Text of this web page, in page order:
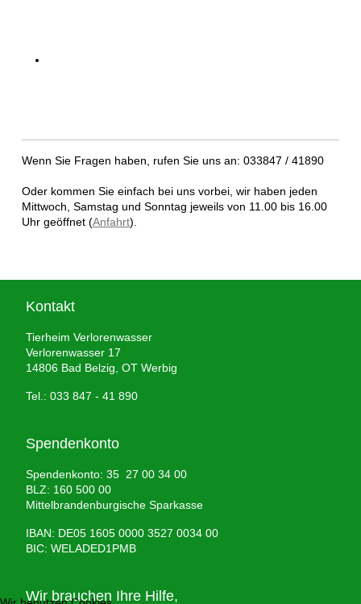
Wenn Sie Fragen haben, rufen Sie uns an: 033847 / 41890
Oder kommen Sie einfach bei uns vorbei, wir haben jeden
Mittwoch, Samstag und Sonntag jeweils von 11.00 bis 16.00
Uhr geöffnet (Anfahrt).
Kontakt
Tierheim Verlorenwasser
Verlorenwasser 17
14806 Bad Belzig, OT Werbig
Tel.: 033 847 - 41 890
Spendenkonto
Spendenkonto: 35 27 00 34 00
BLZ: 160 500 00
Mittelbrandenburgische Sparkasse
IBAN: DE05 1605 0000 3527 0034 00
BIC: WELADED1PMB
Wir brauchen Ihre Hilfe,